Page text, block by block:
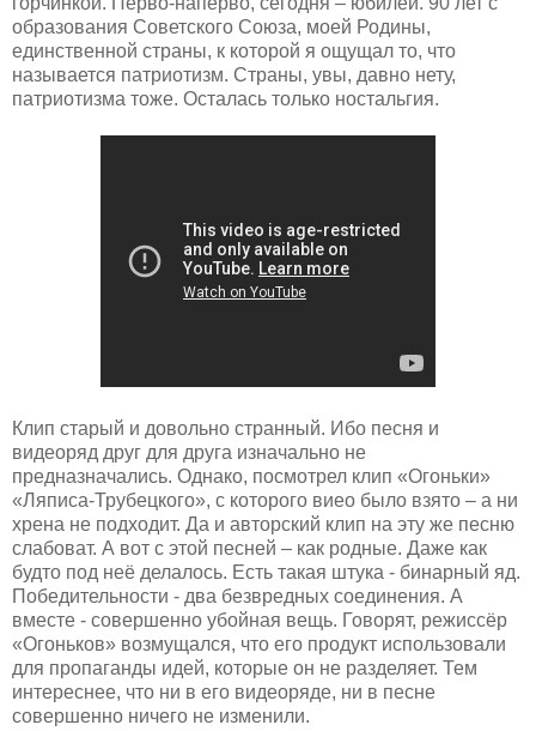
образования Советского Союза, моей Родины,
единственной страны, к которой я ощущал то, что
называется патриотизм. Страны, увы, давно нету,
патриотизма тоже. Осталась только ностальгия.
Клип старый и довольно странный. Ибо песня и
видеоряд друг для друга изначально не
предназначались. Однако, посмотрел клип «Огоньки»
«Ляписа-Трубецкого», с которого виео было взято – а ни
хрена не подходит. Да и авторский клип на эту же песню
слабоват. А вот с этой песней – как родные. Даже как
будто под неё делалось. Есть такая штука - бинарный яд.
Победительности - два безвредных соединения. А
вместе - совершенно убойная вещь. Говорят, режиссёр
«Огоньков» возмущался, что его продукт использовали
для пропаганды идей, которые он не разделяет. Тем
интереснее, что ни в его видеоряде, ни в песне
совершенно ничего не изменили.